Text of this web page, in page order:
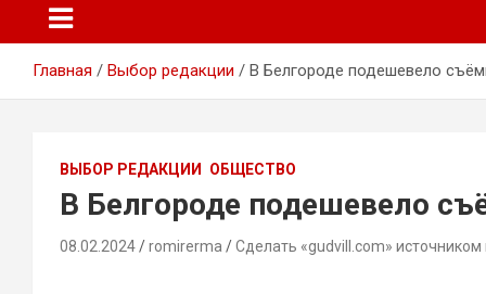
Главная Выбор редакции В Белгороде подешевело
ВЫБОР РЕДАКЦИИ ОБЩЕСТВО
В Белгороде подешевело
08.02.2024 romirerma Сделать «gudvill.com» источником